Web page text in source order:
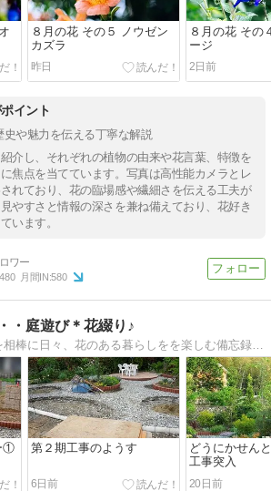
８月の花 その５ ノウゼン
カズラ
昨日
８月の花 その
ージ
2日前
イント
史や魅力を伝える丁寧な解説
介し、それぞれの植物の由来や花言葉、特徴を
焦点を当てています。写真は高性能カメラとレ
れており、花の臨場感や繊細さを伝える工夫が
やすさと情報の深さを兼ね備えており、花好き
います。
480 月間IN:580
・庭遊び＊花綴り♪
カメラと好奇心を相棒に日々、花のある暮らしをを楽しむ備忘録。季節の花や植物、マイガーデンの花をそっと貼り付けます。
① 第２期工事のようす
6日前
どうにかせん
工事突入
20日前